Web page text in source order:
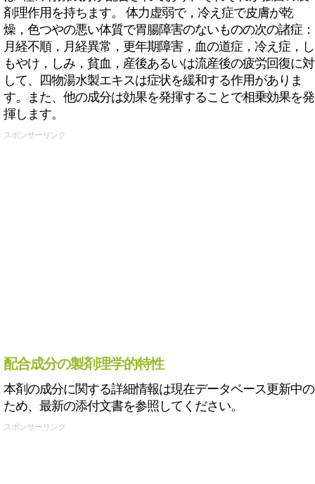
剤理作用を持ちます。 体力虚弱で，冷え症で皮膚が乾
燥，色つやの悪い体質で胃腸障害のないものの次の諸症：
月経不順，月経異常，更年期障害，血の道症，冷え症，し
もやけ，しみ，貧血，産後あるいは流産後の疲労回復に対
して、四物湯水製エキスは症状を緩和する作用がありま
す。また、他の成分は効果を発揮することで相乗効果を発
揮します。
スポンサーリンク
配合成分の製剤理学的特性
本剤の成分に関する詳細情報は現在データベース更新中の
ため、最新の添付文書を参照してください。
スポンサーリンク